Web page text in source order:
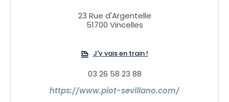
vignoble vous feront passer un moment inoubliable.
Nos activités : - Visite de notre maison.
Pique-niques gastronomiques.
fromages, de charcuteries ou de la mer.
Privatisation de la salle sur demande.
23 Rue d'Argentelle
51700 Vincelles
J'y vais en train !
03 26 58 23 88
https://www.piot-sevillano.com/